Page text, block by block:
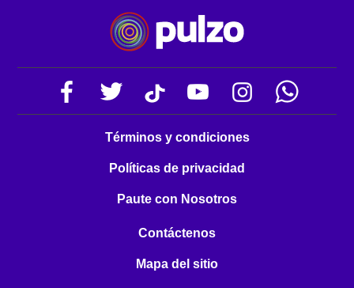
Términos y condiciones
Políticas de privacidad
Paute con Nosotros
Contáctenos
Mapa del sitio